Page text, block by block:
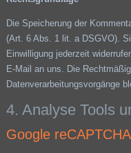
Die Speicherung der
(Art. 6 Abs. 1 lit. a DSGVO).
Einwilligung jederzeit
E-Mail an uns. Die
Datenverarbeitungsvorgänge
4. Analyse Tools
Google reCAPTCHA